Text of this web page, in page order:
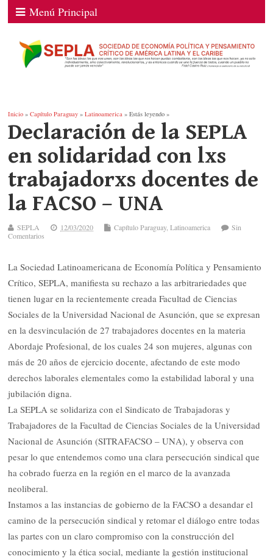
Menú Principal
Inicio »Capítulo Paraguay »Latinoamerica » Estás leyendo »
Declaración de la SEPLA
en solidaridad con lxs
trabajadorxs docentes de
la FACSO – UNA
SEPLA 12/03/2020 Capítulo Paraguay,Latinoamerica
Sin
Comentarios
La Sociedad Latinoamericana de Economía Política y Pensamiento
Crítico, SEPLA, manifiesta su rechazo a las arbitrariedades que
tienen lugar en la recientemente creada Facultad de Ciencias
Sociales de la Universidad Nacional de Asunción, que se expresan
en la desvinculación de 27 trabajadores docentes en la materia
Abordaje Profesional, de los cuales 24 son mujeres, algunas con
más de 20 años de ejercicio docente, afectando de este modo
derechos laborales elementales como la estabilidad laboral y una
jubilación digna.
La SEPLA se solidariza con el Sindicato de Trabajadoras y
Trabajadores de la Facultad de Ciencias Sociales de la Universidad
Nacional de Asunción (SITRAFACSO – UNA), y observa con
pesar lo que entendemos como una clara persecución sindical que
ha cobrado fuerza en la región en el marco de la avanzada
neoliberal.
Instamos a las instancias de gobierno de la FACSO a desandar el
camino de la persecución sindical y retomar el diálogo entre todas
las partes con un claro compromiso con la construcción del
conocimiento y la ética social, mediante la gestión institucional